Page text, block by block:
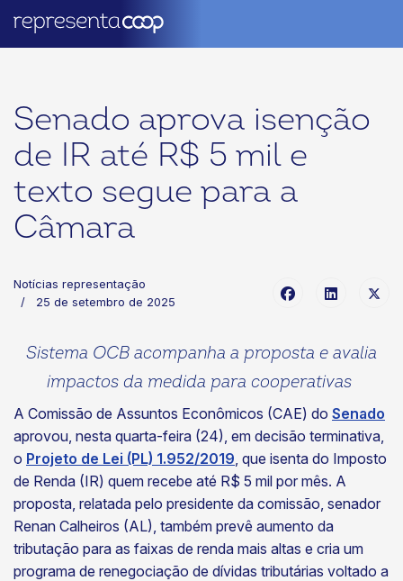
Senado aprova isenção
de IR até R$ 5 mil e
texto segue para a
Câmara
Notícias representação
25 de setembro de 2025
Sistema OCB acompanha a proposta e avalia
impactos da medida para cooperativas
A Comissão de Assuntos Econômicos (CAE) do Senado
aprovou, nesta quarta-feira (24), em decisão terminativa,
o Projeto de Lei (PL) 1.952/2019 , que isenta do Imposto
de Renda (IR) quem recebe até R$ 5 mil por mês. A
proposta, relatada pelo presidente da comissão, senador
Renan Calheiros (AL), também prevê aumento da
tributação para as faixas de renda mais altas e cria um
programa de renegociação de dívidas tributárias voltado a